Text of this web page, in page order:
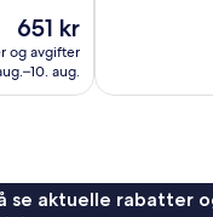
Prisen
er
651 kr
651 kr
og avgifter
aug.
se aktuelle rabatter